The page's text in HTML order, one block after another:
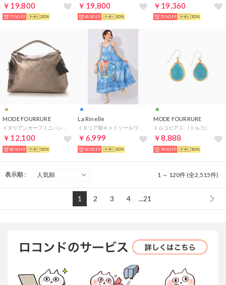
￥19,800
77%OFF 30%
￥19,800
81%OFF 30%
￥19,360
72%OFF 30%
MODE FOURRURE
￥12,100
81%OFF 30%
La Rinelle
￥6,999
81%OFF 30%
MODE FOURRURE
トルコピアス （トルコ）
￥8,888
78%OFF 30%
表示順 : 1 ～ 120件 (全2,515件)
1 2 3 4 ...21